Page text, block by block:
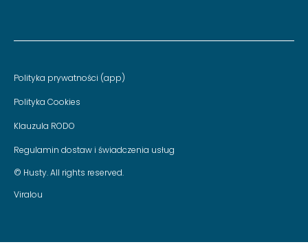
Polityka prywatności (app)
Polityka Cookies
Klauzula RODO
Regulamin dostaw i świadczenia usług
© Husty. All rights reserved.
Viralou